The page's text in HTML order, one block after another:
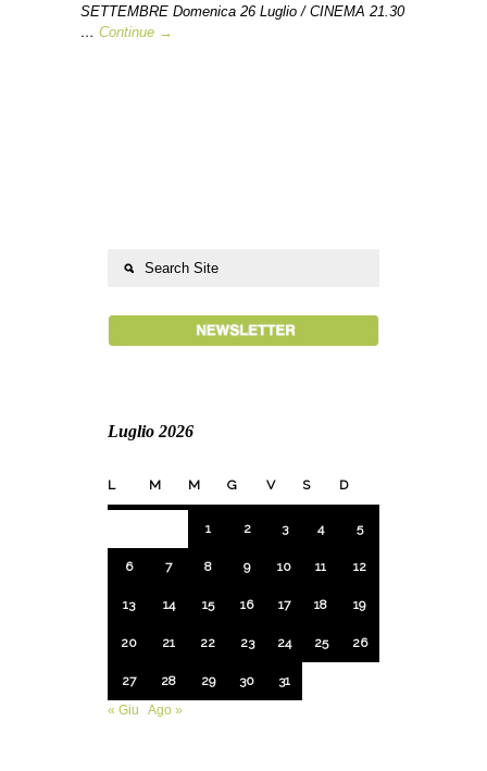
SETTEMBRE Domenica 26 Luglio / CINEMA 21.30
… Continue →
Luglio 2026
L M M G V S D
1 2 3 4 5
6 7 8 9 10 11 12
13 14 15 16 17 18 19
20 21 22 23 24 25 26
27 28 29 30
31
« Giu
Ago »